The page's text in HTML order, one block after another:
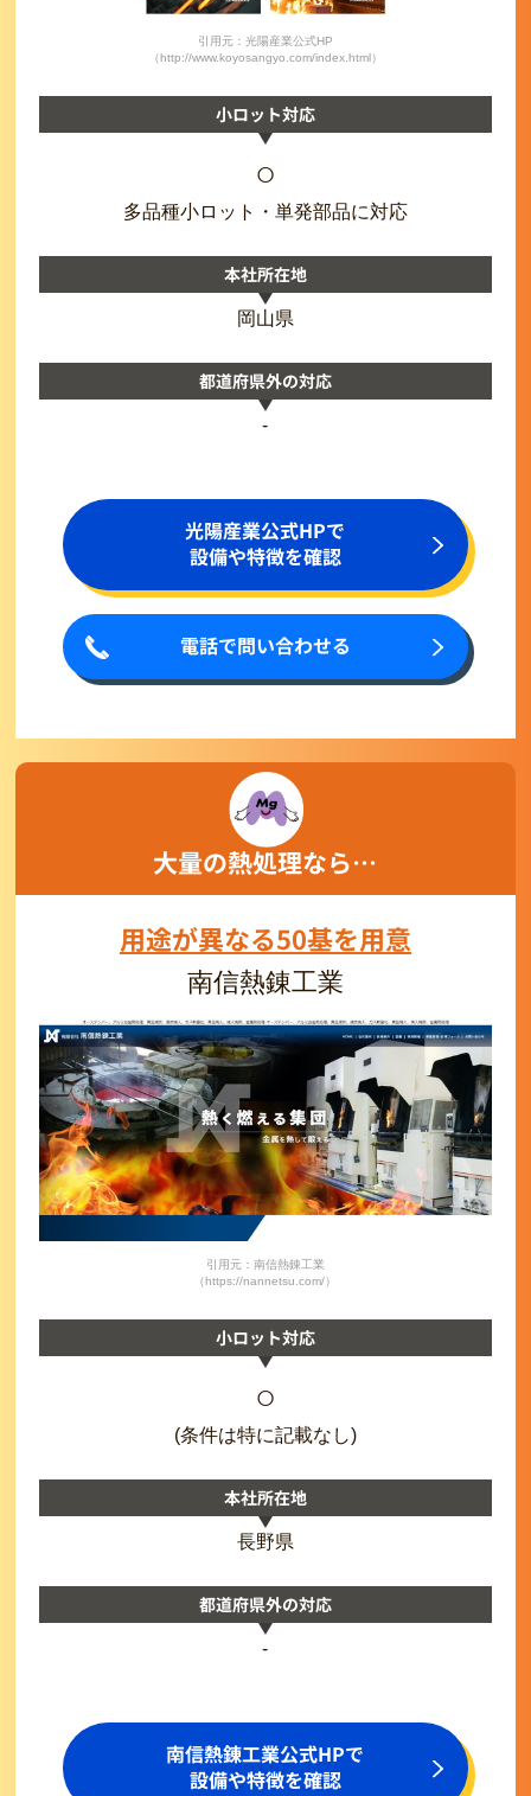
引用元：光陽産業公式HP
（http://www.koyosangyo.com/index.html）
小ロット対応
○
多品種小ロット・単発部品に対応
本社所在地
岡山県
都道府県外の対応
-
光陽産業公式HPで
設備や特徴を確認
電話で問い合わせる
大量の熱処理なら…
用途が異なる50基を用意
南信熱錬工業
引用元：南信熱錬工業
（https://nannetsu.com/）
小ロット対応
○
(条件は特に記載なし)
本社所在地
長野県
都道府県外の対応
-
南信熱錬工業公式HPで
設備や特徴を確認